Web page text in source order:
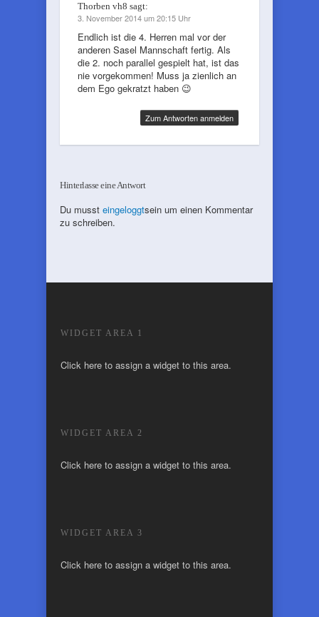
Thorben vh8 sagt:
3. November 2014 um 20:15 Uhr
Endlich ist die 4. Herren mal vor der
anderen Sasel Mannschaft fertig. Als
die 2. noch parallel gespielt hat, ist das
nie vorgekommen! Muss ja zienlich an
dem Ego gekratzt haben 😉
Zum Antworten anmelden
Hinterlasse eine Antwort
Du musst eingeloggtsein um einen Kommentar
zu schreiben.
WIDGET AREA 1
Click here to assign a widget to this area.
WIDGET AREA 2
Click here to assign a widget to this area.
WIDGET AREA 3
Click here to assign a widget to this area.